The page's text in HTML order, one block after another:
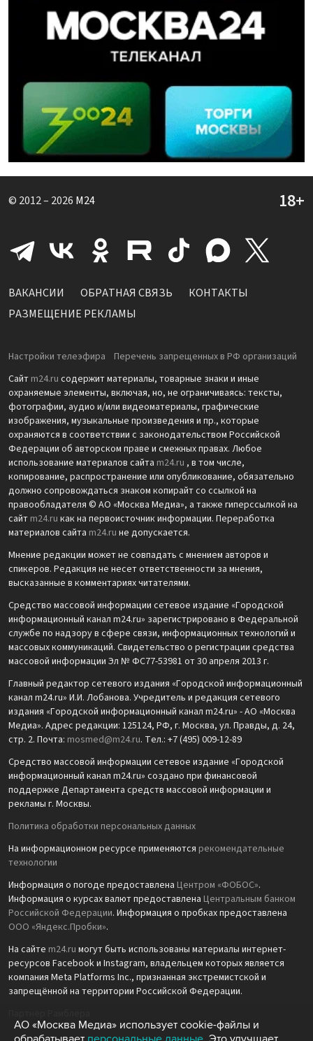
© 2012 – 2026 M24
ВАКАНСИИ ОБРАТНАЯ СВЯЗЬ
КОНТАКТЫ
РАЗМЕЩЕНИЕ РЕКЛАМЫ
Настройки телеэфира
Перечень запрещенных в РФ организаций
Сайт m24.ru содержит материалы, товарные знаки и иные
охраняемые элементы, включая, но, не ограничиваясь: тексты,
фотографии, аудио и/или видеоматериалы, графические
изображения, музыкальные произведения и пр., которые
охраняются в соответствии с законодательством Российской
Федерации об авторском праве и смежных правах. Любое
использование материалов сайта m24.ru , в том числе,
копирование, распространение или опубликование, обязательно
должно сопровождаться знаком копирайт со ссылкой на
правообладателя © АО «Москва Медиа», а также гиперссылкой на
сайт m24.ru как на первоисточник информации. Переработка
материалов сайта m24.ru не допускается.
Мнение редакции может не совпадать с мнением авторов и
спикеров. Редакция не несет ответственности за мнения,
высказанные в комментариях читателями.
Средство массовой информации сетевое издание «Городской
информационный канал m24.ru» зарегистрировано в Федеральной
службе по надзору в сфере связи, информационных технологий и
массовых коммуникаций. Свидетельство о регистрации средства
массовой информации Эл № ФС77-53981 от 30 апреля 2013 г.
Главный редактор сетевого издания «Городской информационный
канал m24.ru» И.И. Лобанова. Учредитель и редакция сетевого
издания «Городской информационный канал m24.ru» - АО «Москва
Медиа». Адрес редакции: 125124, РФ, г. Москва, ул. Правды, д. 24,
стр. 2. Почта: mosmed@m24.ru. Тел.: +7 (495) 009-12-89
Средство массовой информации сетевое издание «Городской
информационный канал m24.ru» создано при финансовой
поддержке Департамента средств массовой информации и
рекламы г. Москвы.
Политика обработки персональных данных
На информационном ресурсе применяются рекомендательные
технологии
Информация о погоде предоставлена Центром «ФОБОС».
Информация о курсах валют предоставлена Центральным банком
Российской Федерации. Информация о пробках предоставлена
ООО «Яндекс.Пробки».
На сайте m24.ru могут быть использованы материалы интернет-
ресурсов Facebook и Instagram, владельцем которых является
компания Meta Platforms Inc., признанная экстремистской и
запрещённой на территории Российской Федерации.
АО «Москва Медиа» использует cookie-файлы и